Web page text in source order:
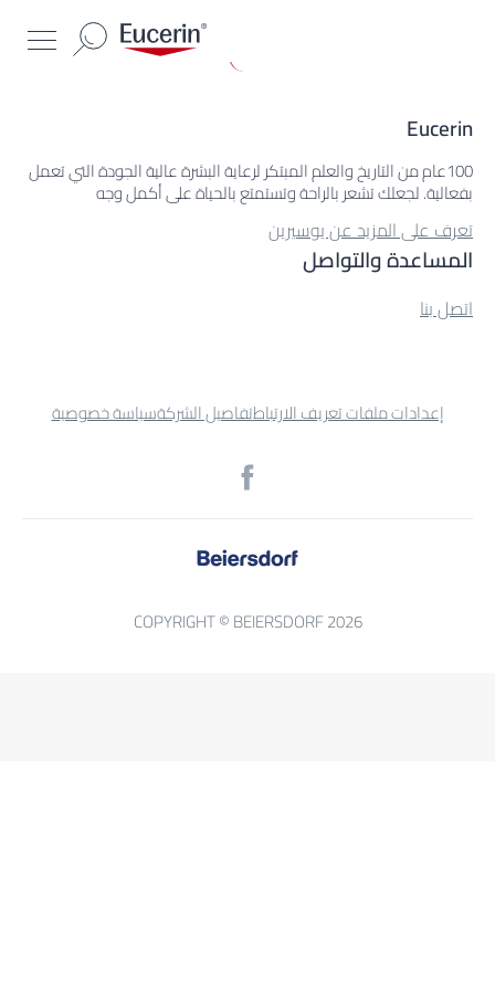
Eucerin
100عام من التاريخ والعلم المبتكر لرعاية البشرة عالية الجودة التي تعمل
بفعالية. لجعلك تشعر بالراحة وتستمتع بالحياة على أكمل وجه
تعرف على المزيد عن يوسيرين
المساعدة والتواصل
اتصل بنا
إعدادات ملفات تعريف الارتباطتفاصيل الشركةسياسة خصوصية
COPYRIGHT © BEIERSDORF 2026